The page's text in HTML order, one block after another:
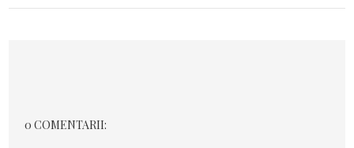
0 COMENTARII: